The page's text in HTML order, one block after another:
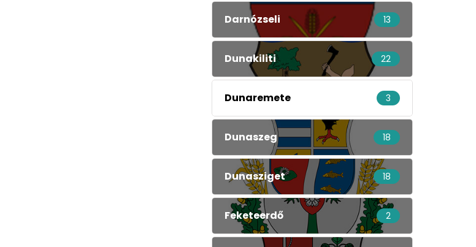
Darnózseli 13
Dunakiliti 22
Dunaremete 3
Dunaszeg 18
Dunasziget 18
Feketeerdő 2